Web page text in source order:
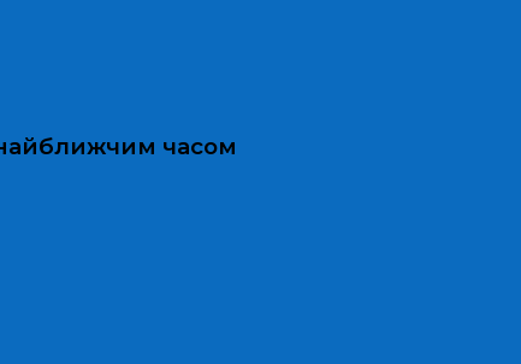
часом